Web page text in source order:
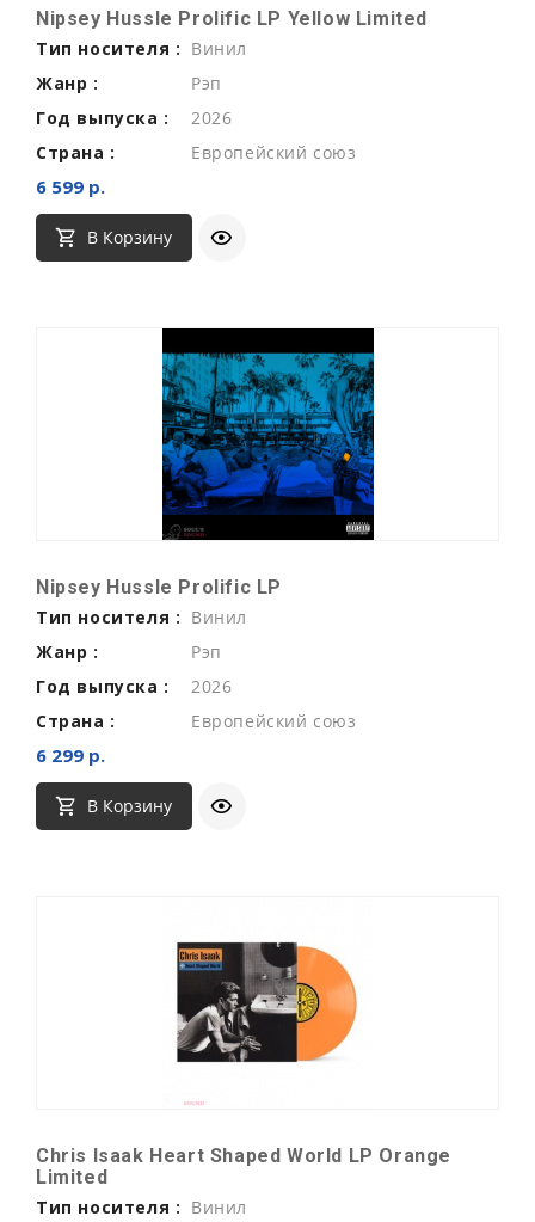
Nipsey Hussle Prolific LP Yellow Limited
Тип носителя : Винил
Жанр :
Рэп
Год выпуска :
2026
Страна :
Европейский союз
6 599 р.
В Корзину
Nipsey Hussle Prolific LP
Тип носителя : Винил
Жанр :
Рэп
Год выпуска :
2026
Страна :
Европейский союз
6 299 р.
В Корзину
Chris Isaak Heart Shaped World LP Orange
Limited
Тип носителя : Винил